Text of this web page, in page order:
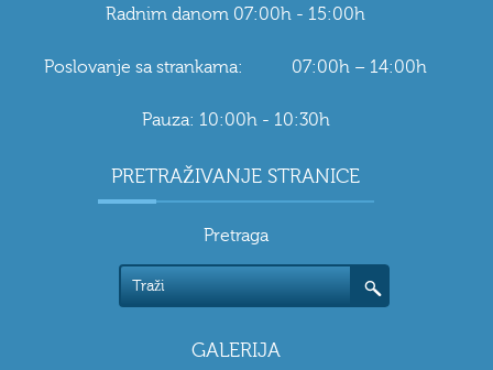
Radnim danom 07:00h - 15:00h
Poslovanje sa strankama: 07:00h – 14:00h
Pauza: 10:00h - 10:30h
PRETRAŽIVANJE STRANICE
Pretraga
GALERIJA